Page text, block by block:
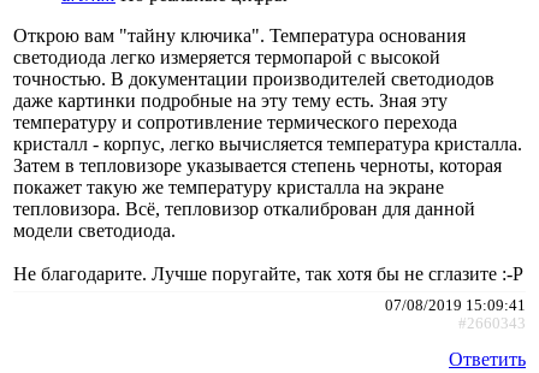
Открою вам "тайну ключика". Температура основания
светодиода легко измеряется термопарой с высокой
точностью. В документации производителей светодиодов
даже картинки подробные на эту тему есть. Зная эту
температуру и сопротивление термического перехода
кристалл - корпус, легко вычисляется температура кристалла.
Затем в тепловизоре указывается степень черноты, которая
покажет такую же температуру кристалла на экране
тепловизора. Всё, тепловизор откалиброван для данной
модели светодиода.
Не благодарите. Лучше поругайте, так хотя бы не сглазите :-P
07/08/2019 15:09:41
#2660343
Ответить